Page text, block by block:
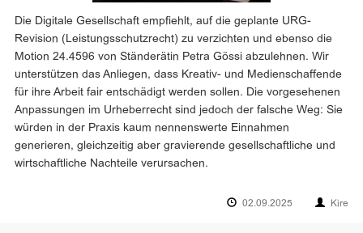
Die Digitale Gesellschaft empfiehlt, auf die geplante URG-
Revision (Leistungsschutzrecht) zu verzichten und ebenso die
Motion 24.4596 von Ständerätin Petra Gössi abzulehnen. Wir
unterstützen das Anliegen, dass Kreativ- und Medienschaffende
für ihre Arbeit fair entschädigt werden sollen. Die vorgesehenen
Anpassungen im Urheberrecht sind jedoch der falsche Weg: Sie
würden in der Praxis kaum nennenswerte Einnahmen
generieren, gleichzeitig aber gravierende gesellschaftliche und
wirtschaftliche Nachteile verursachen.
02.09.2025 Kire